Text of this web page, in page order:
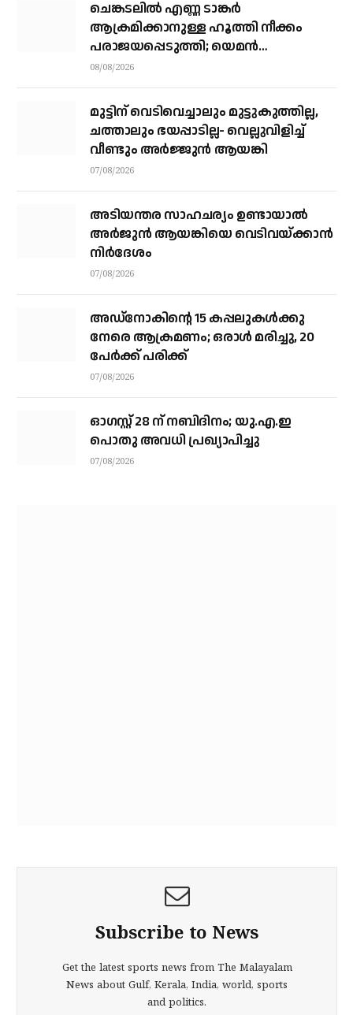
ചെങ്കടലില്‍ എണ്ണ ടാങ്കര്‍
ആക്രമിക്കാനുള്ള ഹൂത്തി നീക്കം
പരാജയപ്പെടുത്തി; യെമൻ
സംഘർഷത്തിലേക്ക് നീങ്ങുന്നുവെന്ന്
08/08/2026
മുട്ടിന് വെടിവെച്ചാലും മുട്ടുകുത്തില്ല,
ചത്താലും ഭയപ്പാടില്ല- വെല്ലുവിളിച്ച്
വീണ്ടും അർജ്ജുൻ ആയങ്കി
07/08/2026
അടിയന്തര സാഹചര്യം ഉണ്ടായാല്‍
അര്‍ജുന്‍ ആയങ്കിയെ വെടിവയ്ക്കാന്‍
നിര്‍ദേശം
07/08/2026
അഡ്നോകിന്റെ 15 കപ്പലുകള്‍ക്കു
നേരെ ആക്രമണം; ഒരാള്‍ മരിച്ചു, 20
പേര്‍ക്ക് പരിക്ക്
07/08/2026
ഓഗസ്റ്റ് 28 ന് നബിദിനം; യു.എ.ഇ
പൊതു അവധി പ്രഖ്യാപിച്ചു
07/08/2026
Subscribe to News
Get the latest sports news from The Malayalam
News about Gulf, Kerala, India, world, sports
and politics.